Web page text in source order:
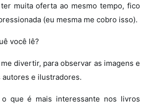
muita oferta ao mesmo tempo, fico
(eu mesma me cobro isso).
você lê?
divertir, para observar as imagens e
e ilustradores.
que é mais interessante nos livros